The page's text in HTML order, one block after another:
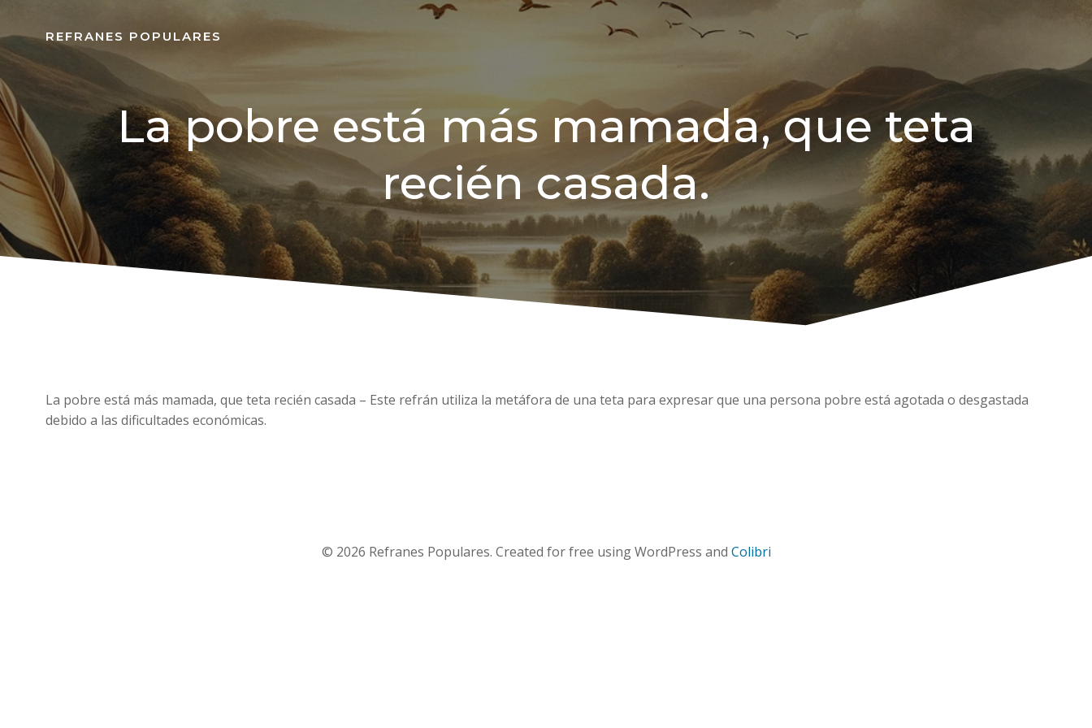
REFRANES POPULARES
La pobre está más mamada, que teta
recién casada.
La pobre está más mamada, que teta recién casada – Este refrán utiliza la metáfora de una teta para expresar que una persona pobre está agotada o desgastada
debido a las dificultades económicas.
© 2026 Refranes Populares. Created for free using WordPress and Colibri